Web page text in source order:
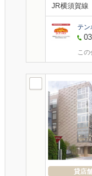
JR横須賀線
テン
こ
貸店